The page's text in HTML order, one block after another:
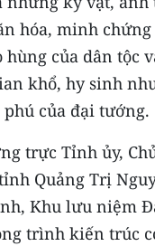
Bộ và Tây
Nội
Hồ Chí Minh
hóa, minh
hùng của dân tộc
khổ, hy sinh
của đại tướng.
trực Tỉnh ủy,
Quảng Trị
Khu lưu niệm
trình kiến trúc